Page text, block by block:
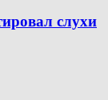
слухи